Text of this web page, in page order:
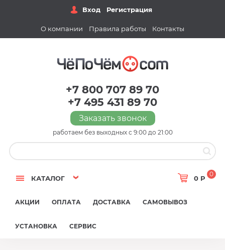
Вход Регистрация
О компании Правила работы Контакты
+7 800 707 89 70
+7 495 431 89 70
Заказать звонок
работаем без выходных с 9:00 до 21:00
КАТАЛОГ 0 Р
0
АКЦИИ ОПЛАТА ДОСТАВКА САМОВЫВОЗ
УСТАНОВКА СЕРВИС